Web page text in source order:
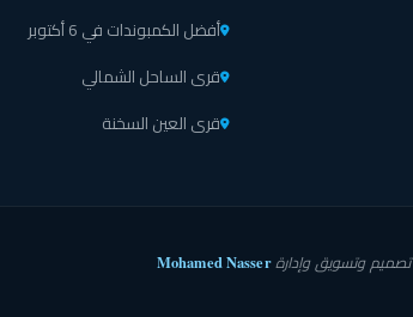
أفضل الكمبوندات في 6 أكتوبر
قرى الساحل الشمالي
قرى العين السخنة
تصميم وتسويق وإدارةMohamed Nasser